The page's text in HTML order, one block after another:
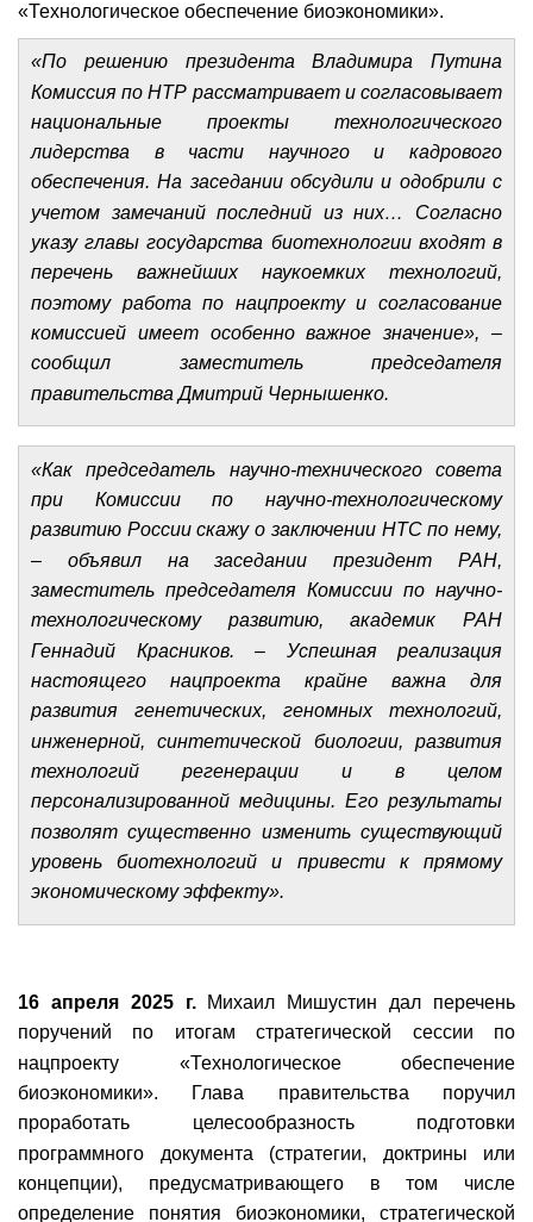
«Технологическое обеспечение биоэкономики».
«По решению президента Владимира Путина
Комиссия по НТР рассматривает и согласовывает
национальные проекты технологического
лидерства в части научного и кадрового
обеспечения. На заседании обсудили и одобрили с
учетом замечаний последний из них… Согласно
указу главы государства биотехнологии входят в
перечень важнейших наукоемких технологий,
поэтому работа по нацпроекту и согласование
комиссией имеет особенно важное значение», –
сообщил заместитель председателя
правительства Дмитрий Чернышенко.
«Как председатель научно-технического совета
при Комиссии по научно-технологическому
развитию России скажу о заключении НТС по нему,
– объявил на заседании президент РАН,
заместитель председателя Комиссии по научно-
технологическому развитию, академик РАН
Геннадий Красников. – Успешная реализация
настоящего нацпроекта крайне важна для
развития генетических, геномных технологий,
инженерной, синтетической биологии, развития
технологий регенерации и в целом
персонализированной медицины. Его результаты
позволят существенно изменить существующий
уровень биотехнологий и привести к прямому
экономическому эффекту».
16 апреля 2025 г.Михаил Мишустин дал перечень
поручений по итогам стратегической сессии по
нацпроекту «Технологическое обес­печение
биоэкономики». Глава правительства поручил
проработать целесообразность подготовки
программного документа (стратегии, доктрины или
концепции), предусматривающего в том числе
определение понятия биоэкономики, стратегической